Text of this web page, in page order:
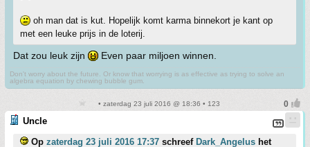
oh man dat is kut. Hopelijk komt karma binnekort je kant op
met een leuke prijs in de loterij.
Dat zou leuk zijn Even paar miljoen winnen.
Don't worry about the future. Or know that worrying is as effective as trying to solve an
algebra equation by chewing bubble gum.
• zaterdag 23 juli 2016 @ 18:36 • 123
Uncle
Op zaterdag 23 juli 2016 17:37 schreef Dark_Angelus het